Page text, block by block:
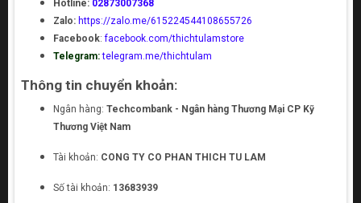
Hotline: 02873007368
Zalo: https://zalo.me/615224544108655726
Facebook:facebook.com/thichtulamstore
Telegram: telegram.me/thichtulam
Thông tin chuyển khoản:
Ngân hàng: Techcombank - Ngân hàng Thương Mại CP Kỹ
Thương Việt Nam
Tài khoản: CONG TY CO PHAN THICH TU LAM
Số tài khoản: 13683939